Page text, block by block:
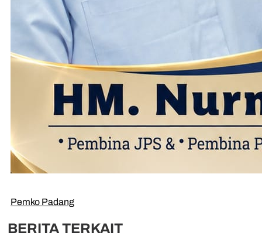
Pemko Padang
BERITA TERKAIT